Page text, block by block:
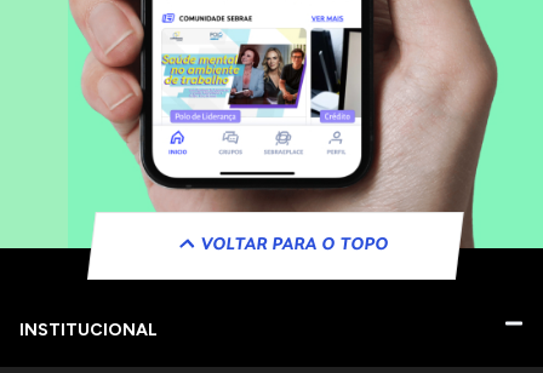
VOLTAR PARA O TOPO
INSTITUCIONAL